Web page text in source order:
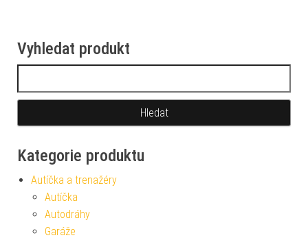
Vyhledat produkt
Kategorie produktu
Autíčka a trenažéry
Autíčka
Autodráhy
Garáže